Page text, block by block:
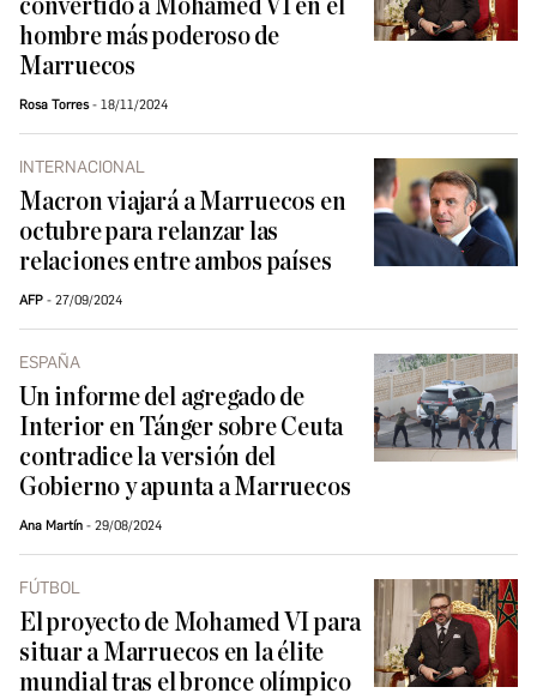
convertido a Mohamed VI en el
hombre más poderoso de
Marruecos
Rosa Torres 18/11/2024
INTERNACIONAL
Macron viajará a Marruecos en
octubre para relanzar las
relaciones entre ambos países
AFP 27/09/2024
ESPAÑA
Un informe del agregado de
Interior en Tánger sobre Ceuta
contradice la versión del
Gobierno y apunta a Marruecos
Ana Martín 29/08/2024
FÚTBOL
El proyecto de Mohamed VI para
situar a Marruecos en la élite
mundial tras el bronce olímpico